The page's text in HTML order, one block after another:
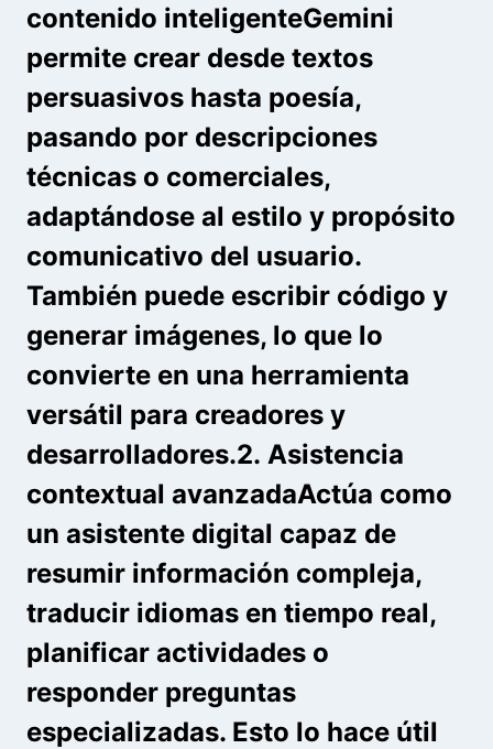
contenido inteligenteGemini
permite crear desde textos
persuasivos hasta poesía,
pasando por descripciones
técnicas o comerciales,
adaptándose al estilo y propósito
comunicativo del usuario.
También puede escribir código y
generar imágenes, lo que lo
convierte en una herramienta
versátil para creadores y
desarrolladores.2. Asistencia
contextual avanzadaActúa como
un asistente digital capaz de
resumir información compleja,
traducir idiomas en tiempo real,
planificar actividades o
responder preguntas
especializadas. Esto lo hace útil